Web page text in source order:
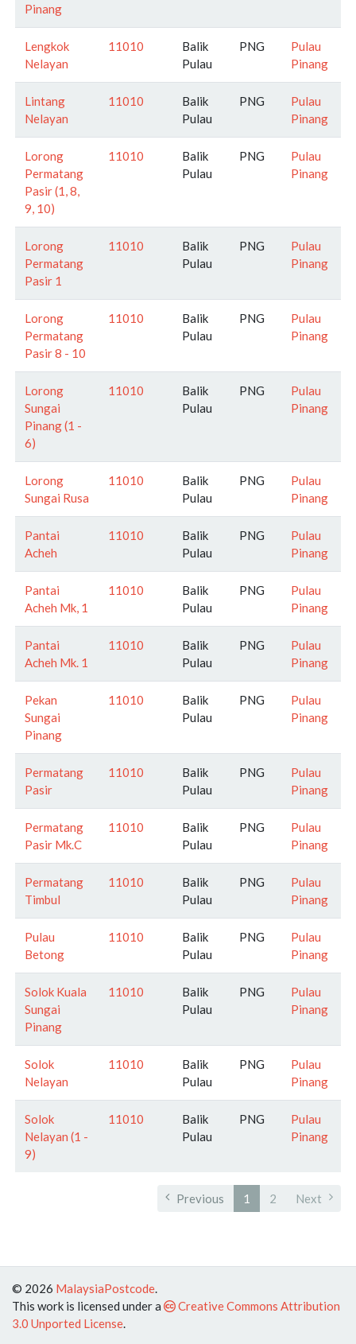
Pinang
Lengkok
Nelayan
11010
Balik
Pulau
PNG
Pulau
Pinang
Lintang
Nelayan
11010
Balik
Pulau
PNG
Pulau
Pinang
Lorong
Permatang
Pasir (1, 8,
9, 10)
11010
Balik
Pulau
PNG
Pulau
Pinang
Lorong
Permatang
Pasir 1
11010
Balik
Pulau
PNG
Pulau
Pinang
Lorong
Permatang
Pasir 8 - 10
11010
Balik
Pulau
PNG
Pulau
Pinang
Lorong
Sungai
Pinang (1 -
6)
11010
Balik
Pulau
PNG
Pulau
Pinang
Lorong
Sungai Rusa
11010
Balik
Pulau
PNG
Pulau
Pinang
Pantai
Acheh
11010
Balik
Pulau
PNG
Pulau
Pinang
Pantai
Acheh Mk, 1
11010
Balik
Pulau
PNG
Pulau
Pinang
Pantai
Acheh Mk. 1
11010
Balik
Pulau
PNG
Pulau
Pinang
Pekan
Sungai
Pinang
11010
Balik
Pulau
PNG
Pulau
Pinang
Permatang
Pasir
11010
Balik
Pulau
PNG
Pulau
Pinang
Permatang
Pasir Mk.C
11010
Balik
Pulau
PNG
Pulau
Pinang
Permatang
Timbul
11010
Balik
Pulau
PNG
Pulau
Pinang
Pulau
Betong
11010
Balik
Pulau
PNG
Pulau
Pinang
Solok Kuala
Sungai
Pinang
11010
Balik
Pulau
PNG
Pulau
Pinang
Solok
Nelayan
11010
Balik
Pulau
PNG
Pulau
Pinang
Solok
Nelayan (1 -
9)
11010
Balik
Pulau
PNG
Pulau
Pinang
Previous 1 2 Next
© 2026 MalaysiaPostcode.
This work is licensed under a
Creative Commons Attribution
3.0 Unported License.